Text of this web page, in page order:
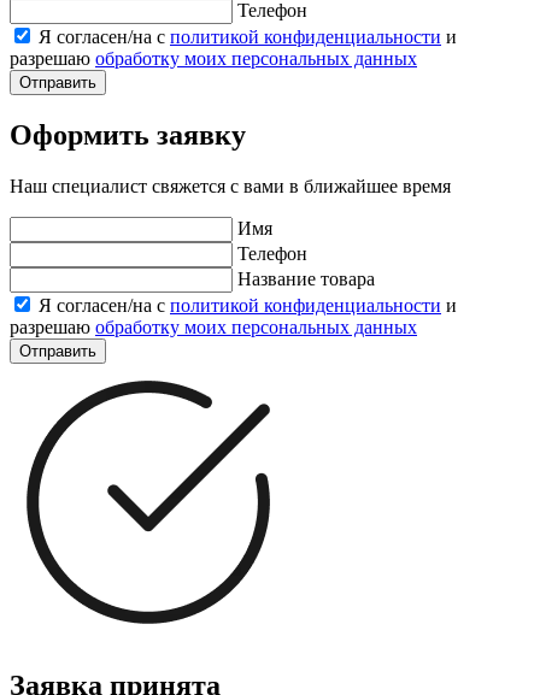
Телефон
Я согласен/на с политикой конфиденциальности и
разрешаю обработку моих персональных данных
Отправить
Оформить заявку
Наш специалист свяжется с вами в ближайшее время
Имя
Телефон
Название товара
Я согласен/на с политикой конфиденциальности и
разрешаю обработку моих персональных данных
Отправить
Заявка принята